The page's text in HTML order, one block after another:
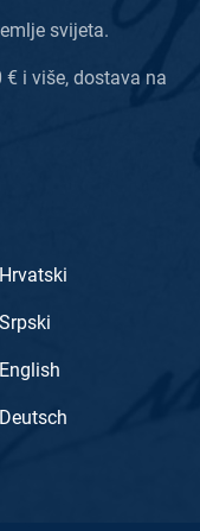
svijeta.
i više, dostava na
Hrvatski
Srpski
English
Deutsch